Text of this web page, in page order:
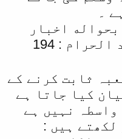
۔
اللطیف : 338 ، بحواله اخبار
: 194
ثابت کرنے کے
کیا جاتا ہے
نہیں ہے
ہیں :